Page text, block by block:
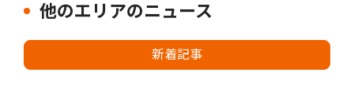
他のエリアのニュース
新着記事